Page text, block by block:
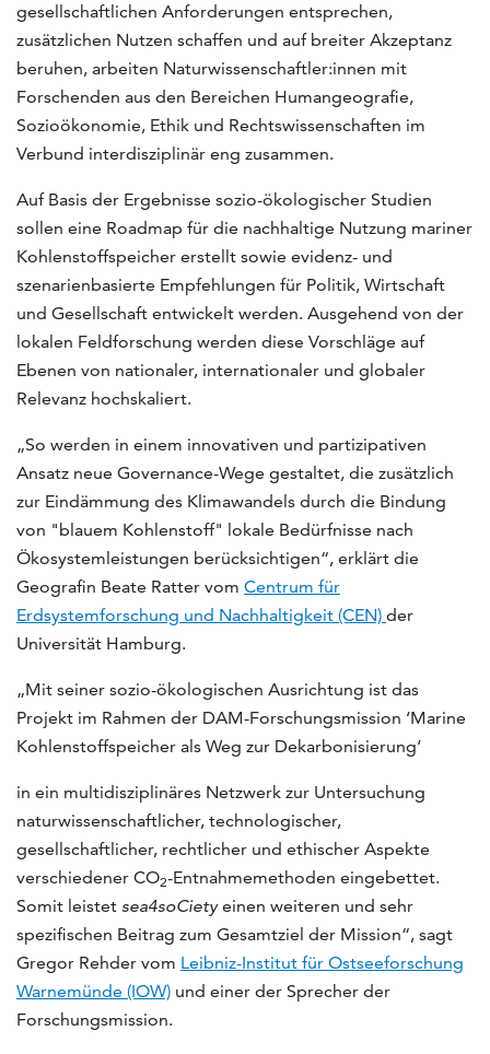
gesellschaftlichen Anforderungen entsprechen,
zusätzlichen Nutzen schaffen und auf breiter Akzeptanz
beruhen, arbeiten Naturwissenschaftler:innen mit
Forschenden aus den Bereichen Humangeografie,
Sozioökonomie, Ethik und Rechtswissenschaften im
Verbund interdisziplinär eng zusammen.
Auf Basis der Ergebnisse sozio-ökologischer Studien
sollen eine Roadmap für die nachhaltige Nutzung mariner
Kohlenstoffspeicher erstellt sowie evidenz- und
szenarienbasierte Empfehlungen für Politik, Wirtschaft
und Gesellschaft entwickelt werden. Ausgehend von der
lokalen Feldforschung werden diese Vorschläge auf
Ebenen von nationaler, internationaler und globaler
Relevanz hochskaliert.
„So werden in einem innovativen und partizipativen
Ansatz neue Governance-Wege gestaltet, die zusätzlich
zur Eindämmung des Klimawandels durch die Bindung
von "blauem Kohlenstoff" lokale Bedürfnisse nach
Ökosystemleistungen berücksichtigen“, erklärt die
Geografin Beate Ratter vom Centrum für
Erdsystemforschung und Nachhaltigkeit (CEN) der
Universität Hamburg.
„Mit seiner sozio-ökologischen Ausrichtung ist das
Projekt im Rahmen der DAM-Forschungsmission ‘Marine
Kohlenstoffspeicher als Weg zur Dekarbonisierung‘
in ein multidisziplinäres Netzwerk zur Untersuchung
naturwissenschaftlicher, technologischer,
gesellschaftlicher, rechtlicher und ethischer Aspekte
verschiedener CO2-Entnahmemethoden eingebettet.
Somit leistet sea4soCietyeinen weiteren und sehr
spezifischen Beitrag zum Gesamtziel der Mission“, sagt
Gregor Rehder vom Leibniz-Institut für Ostseeforschung
Warnemünde (IOW) und einer der Sprecher der
Forschungsmission.